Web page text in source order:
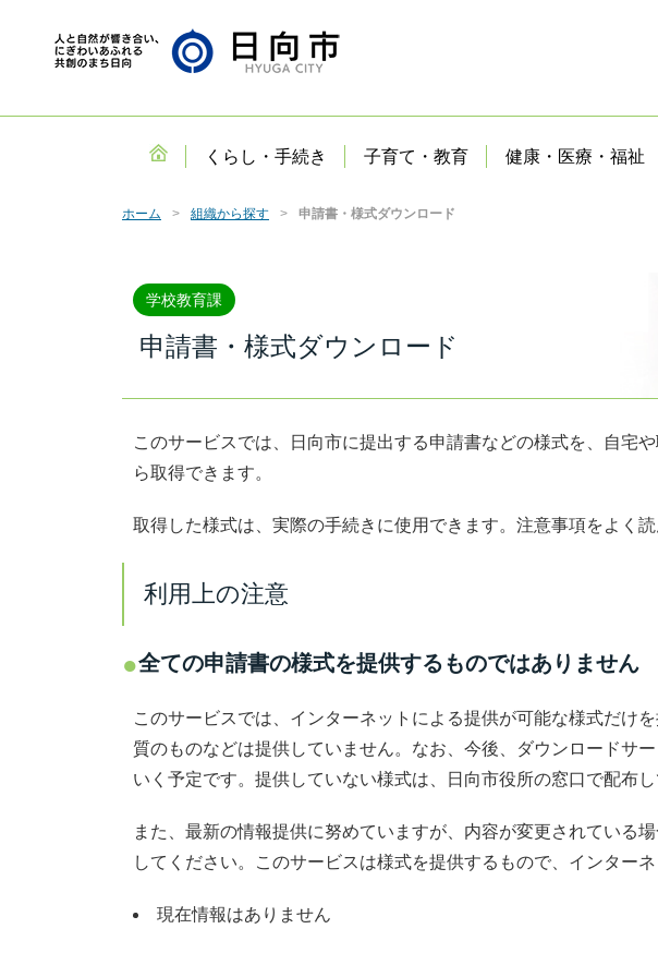
くらし・手続き 子育て・教育 健康・医療・福祉
ホーム 組織から探す 申請書・様式ダウンロード
学校教育課
申請書・様式ダウンロード
このサービスでは、日向市に提出する申請書などの様式を、自宅
ら取得できます。
取得した様式は、実際の手続きに使用できます。注意事項をよく
利用上の注意
全ての申請書の様式を提供するものではありません
このサービスでは、インターネットによる提供が可能な様式だけ
質のものなどは提供していません。なお、今後、ダウンロードサ
いく予定です。提供していない様式は、日向市役所の窓口で配布
また、最新の情報提供に努めていますが、内容が変更されている
してください。このサービスは様式を提供するもので、インター
現在情報はありません